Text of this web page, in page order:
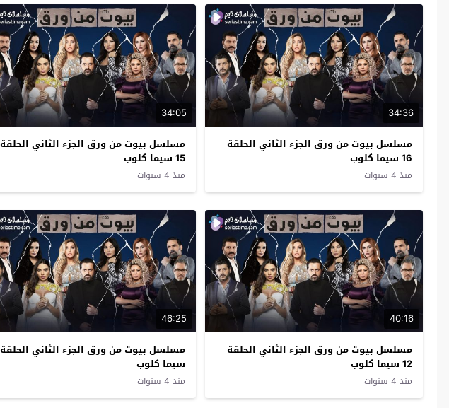
34:36
مسلسل بيوت من ورق الجزء الثاني الحلقة
16 سيما كلوب
منذ 4 سنوات
34:05
مسلسل بيوت من ورق الجزء الثاني الحلقة
15 سيما كلوب
منذ 4 سنوات
40:16
مسلسل بيوت من ورق الجزء الثاني الحلقة
12 سيما كلوب
منذ 4 سنوات
46:25
سيما كلوب
منذ 4 سنوات